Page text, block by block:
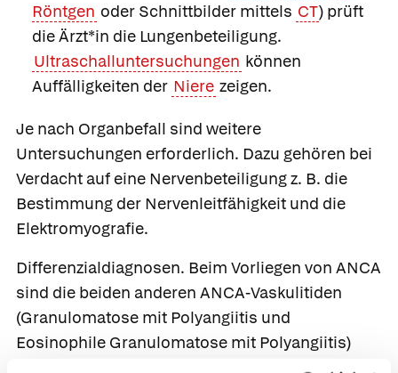
Röntgen oder Schnittbilder mittels CT) prüft
die Ärzt*in die Lungenbeteiligung.
Ultraschalluntersuchungen können
Auffälligkeiten der Niere zeigen.
Je nach Organbefall sind weitere
Untersuchungen erforderlich. Dazu gehören bei
Verdacht auf eine Nervenbeteiligung z. B. die
Bestimmung der Nervenleitfähigkeit und die
Elektromyografie.
Differenzialdiagnosen. Beim Vorliegen von ANCA
sind die beiden anderen ANCA-Vaskulitiden
(Granulomatose mit Polyangiitis und
Eosinophile Granulomatose mit Polyangiitis)
wichtige Differenzialdiagnosen. Ähnliche